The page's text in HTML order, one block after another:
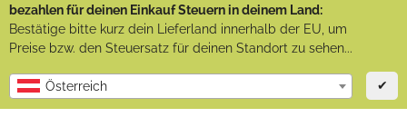
bezahlen für deinen Einkauf Steuern in deinem Land:
Bestätige bitte kurz dein Lieferland innerhalb der EU, um
Preise bzw. den Steuersatz für deinen Standort zu sehen...
Österreich ✔